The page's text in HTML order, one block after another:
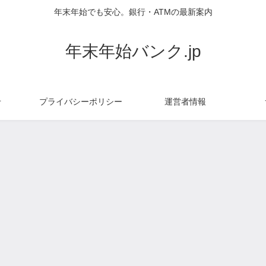
年末年始でも安心。銀行・ATMの最新案内
年末年始バンク.jp
プライバシーポリシー 運営者情報